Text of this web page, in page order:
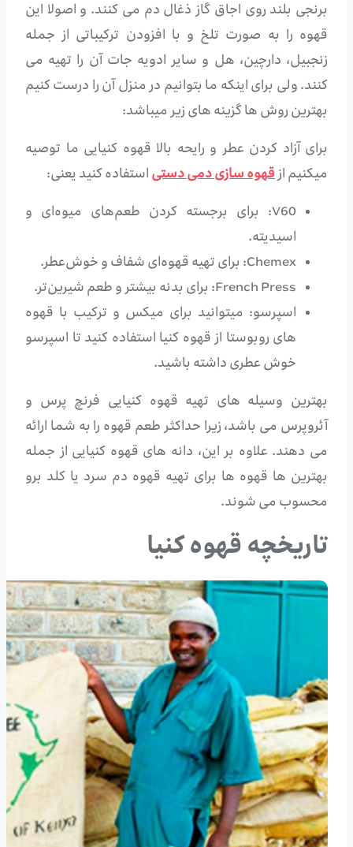
برنجی بلند روی اجاق گاز ذغال دم می کنند. و اصولا این
قهوه را به صورت تلخ و با افزودن ترکیباتی از جمله
زنجبیل، دارچین، هل و سایر ادویه جات آن را تهیه می
کنند. ولی برای اینکه ما بتوانیم در منزل آن را درست کنیم
بهترین روش ها گزینه های زیر میباشد:
برای آزاد کردن عطر و رایحه بالا قهوه کنیایی ما توصیه
میکنیم ازقهوه سازی دمی دستیاستفاده کنید یعنی:
V60: برای برجسته کردن طعم‌های میوه‌ای و
اسیدیته.
Chemex: برای تهیه قهوه‌ای شفاف و خوش‌عطر.
French Press: برای بدنه بیشتر و طعم شیرین‌تر.
اسپرسو: میتوانید برای میکس و ترکیب با قهوه
های روبوستا از قهوه کنیا استفاده کنید تا اسپرسو
خوش عطری داشته باشید.
بهترین وسیله های تهیه قهوه کنیایی فرنچ پرس و
آئروپرس می باشد، زیرا حداکثر طعم قهوه را به شما ارائه
می دهند. علاوه بر این، دانه های قهوه کنیایی از جمله
بهترین ها قهوه ها برای تهیه قهوه دم سرد یا کلد برو
محسوب می شوند.
تاریخچه قهوه کنیا